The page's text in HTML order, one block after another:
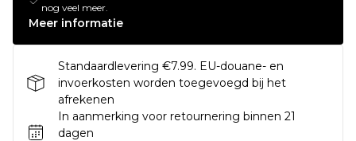
nog veel meer.
Meer informatie
Standaardlevering €7.99. EU-douane- en
invoerkosten worden toegevoegd bij het
afrekenen
In aanmerking voor retournering binnen 21
dagen